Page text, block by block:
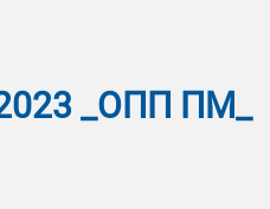
_ОПП ПМ_